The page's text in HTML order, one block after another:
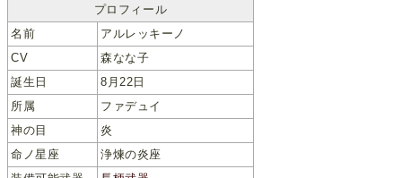
プロフィール
名前
アルレッキーノ
CV
森なな子
誕生日
8月22日
所属
ファデュイ
神の目
炎
命ノ星座
浄煉の炎座